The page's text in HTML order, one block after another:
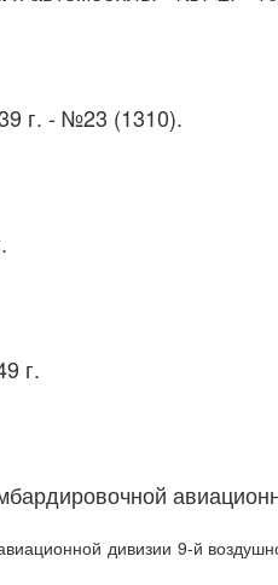
г. - №23 (1310).
г.
дивизии 9-й